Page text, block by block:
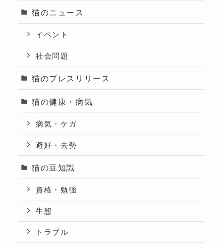
猫のニュース
イベント
社会問題
猫のプレスリリース
猫の健康・病気
病気・ケガ
避妊・去勢
猫の豆知識
資格・勉強
生態
トラブル